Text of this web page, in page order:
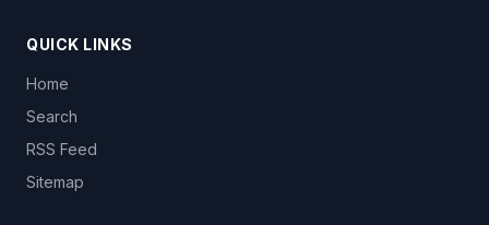
QUICK LINKS
Home
Search
RSS Feed
Sitemap